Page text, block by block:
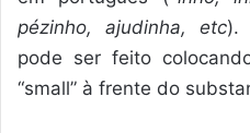
pézinho, ajudinha, etc).
pode ser feito
“small” à frente do